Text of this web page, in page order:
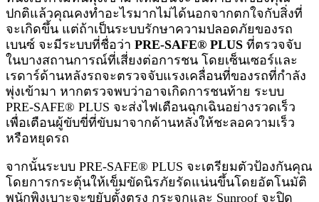
ปกติแล้วคุณคงทำอะไรมากไม่ได้นอกจากตกใจกับสิ่งที่
จะเกิดขึ้น แต่ถ้าเป็นระบบรักษาความปลอดภัยของรถ
เบนซ์ จะมีระบบที่ชื่อว่า PRE-SAFE® PLUS ที่ตรวจจับ
ในบางสถานการณ์ที่เสี่ยงต่อการชน โดยเซ็นเซอร์และ
เรดาร์ด้านหลังรถจะตรวจจับแรงเคลื่อนที่ของรถที่กำลัง
พุ่งเข้ามา หากตรวจพบว่าอาจเกิดการชนท้าย ระบบ
PRE-SAFE® PLUS จะส่งไฟเตือนฉุกเฉินอย่างรวดเร็ว
เพื่อเตือนผู้ขับขี่ที่ขับมาจากด้านหลังให้ชะลอความเร็ว
หรือหยุดรถ
จากนั้นระบบ PRE-SAFE® PLUS จะเตรียมตัวป้องกันคุณ
โดยการกระตุ้นให้เข็มขัดนิรภัยรัดแน่นขึ้นโดยอัตโนมัติ
พนักพิงเบาะจะขยับตั้งตรง กระจกและ Sunroof จะปิด